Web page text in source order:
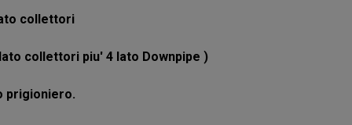
collettori
collettori piu' 4 lato Downpipe )
prigioniero.